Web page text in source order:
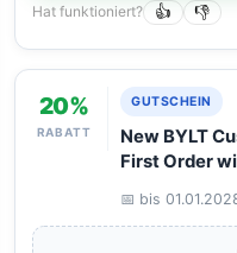
Hat funktioniert? 👍 👎
20%
RABATT
GUTSCHEIN
New BYLT
First Order
📅 bis